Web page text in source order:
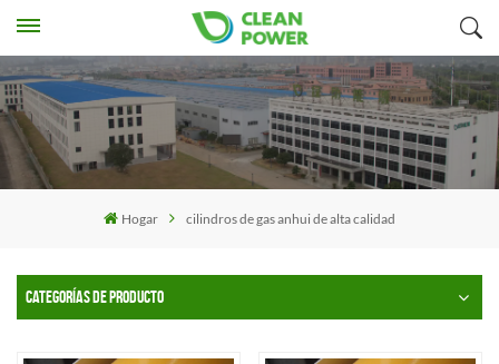
Hogar cilindros de gas anhui de alta calidad
CATEGORÍAS DE PRODUCTO